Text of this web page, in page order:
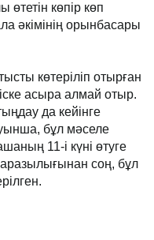
көпір көп
әкімінің орынбасары
көтеріліп отырған
асыра алмай отыр.
да кейінге
бұл мәселе
11-і күні өтуге
соң, бұл